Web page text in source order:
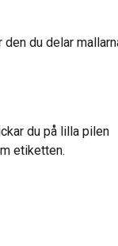
den du delar
du på lilla pilen
etiketten.